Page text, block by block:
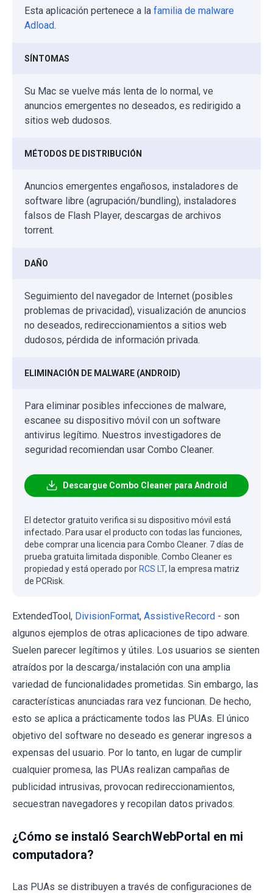
Esta aplicación pertenece a la familia de malware
Adload.
SÍNTOMAS
Su Mac se vuelve más lenta de lo normal, ve
anuncios emergentes no deseados, es redirigido a
sitios web dudosos.
MÉTODOS DE DISTRIBUCIÓN
Anuncios emergentes engañosos, instaladores de
software libre (agrupación/bundling), instaladores
falsos de Flash Player, descargas de archivos
torrent.
DAÑO
Seguimiento del navegador de Internet (posibles
problemas de privacidad), visualización de anuncios
no deseados, redireccionamientos a sitios web
dudosos, pérdida de información privada.
ELIMINACIÓN DE MALWARE (ANDROID)
Para eliminar posibles infecciones de malware,
escanee su dispositivo móvil con un software
antivirus legítimo. Nuestros investigadores de
seguridad recomiendan usar Combo Cleaner.
Descargue Combo Cleaner para Android
El detector gratuito verifica si su dispositivo móvil está
infectado. Para usar el producto con todas las funciones,
debe comprar una licencia para Combo Cleaner. 7 días de
prueba gratuita limitada disponible. Combo Cleaner es
propiedad y está operado por RCS LT, la empresa matriz
de PCRisk.
ExtendedTool, DivisionFormat, AssistiveRecord - son
algunos ejemplos de otras aplicaciones de tipo adware.
Suelen parecer legítimos y útiles. Los usuarios se sienten
atraídos por la descarga/instalación con una amplia
variedad de funcionalidades prometidas. Sin embargo, las
características anunciadas rara vez funcionan. De hecho,
esto se aplica a prácticamente todos las PUAs. El único
objetivo del software no deseado es generar ingresos a
expensas del usuario. Por lo tanto, en lugar de cumplir
cualquier promesa, las PUAs realizan campañas de
publicidad intrusivas, provocan redireccionamientos,
secuestran navegadores y recopilan datos privados.
¿Cómo se instaló SearchWebPortal en mi
computadora?
Las PUAs se distribuyen a través de configuraciones de